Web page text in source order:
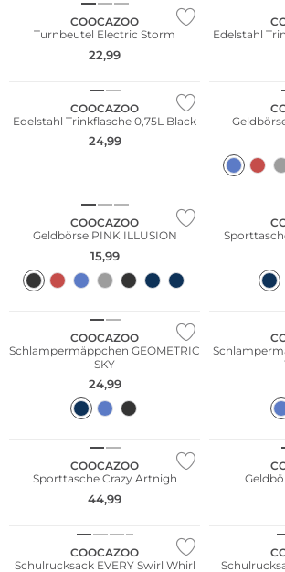
COOCAZOO
Turnbeutel Electric Storm
22,99
Edelstahl
COOCAZOO
Edelstahl Trinkflasche 0,75L Black
24,99
COOCAZOO
Geldbörse PINK ILLUSION
15,99
Nur Online
Nur Online
COOCAZOO
Schlampermäppchen GEOMETRIC
SKY
24,99
Nur Online
COOCAZOO
Sporttasche Crazy Artnigh
44,99
COOCAZOO
Schulrucksack EVERY Swirl Whirl